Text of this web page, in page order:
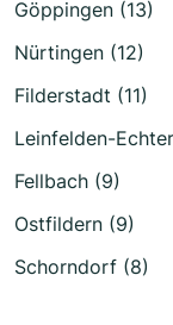
Göppingen (13)
Nürtingen (12)
Filderstadt (11)
Leinfelden-
Fellbach (9)
Ostfildern (9)
Schorndorf (8)